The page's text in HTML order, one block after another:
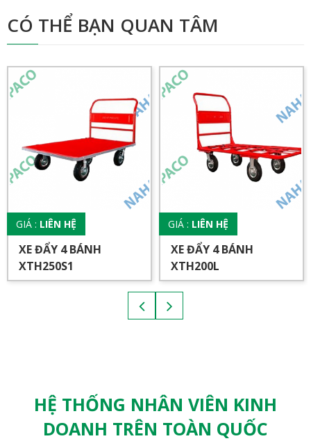
CÓ THỂ BẠN QUAN TÂM
GIÁ : LIÊN HỆ
XE ĐẨY 4 BÁNH
XTH250S1
GIÁ : LIÊN HỆ
XE ĐẨY 4 BÁNH
XTH200L
HỆ THỐNG NHÂN VIÊN KINH
DOANH TRÊN TOÀN QUỐC